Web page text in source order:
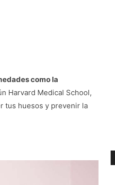
como la
Harvard Medical School,
tus huesos y prevenir la